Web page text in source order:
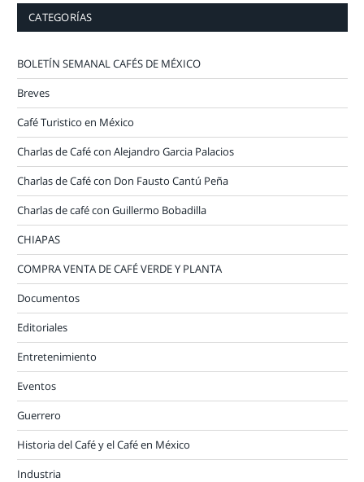
CATEGORÍAS
BOLETÍN SEMANAL CAFÉS DE MÉXICO
Breves
Café Turistico en México
Charlas de Café con Alejandro Garcia Palacios
Charlas de Café con Don Fausto Cantú Peña
Charlas de café con Guillermo Bobadilla
CHIAPAS
COMPRA VENTA DE CAFÉ VERDE Y PLANTA
Documentos
Editoriales
Entretenimiento
Eventos
Guerrero
Historia del Café y el Café en México
Industria